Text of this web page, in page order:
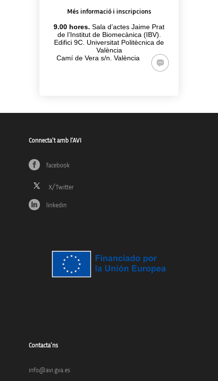
Més informació i inscripcions
9.00 hores. Sala d’actes Jaime Prat
de l’Institut de Biomecànica (IBV).
Edifici 9C. Universitat Politècnica de
València
Camí de Vera s/n. València
Connecta’t amb l’AVI
facebook
linkedin
Contacta’ns
info@avi.gva.es